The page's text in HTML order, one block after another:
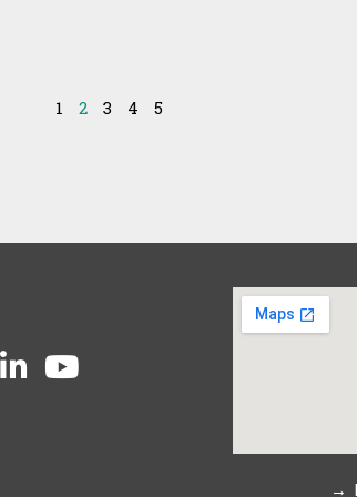
1 2 3 4 5
→